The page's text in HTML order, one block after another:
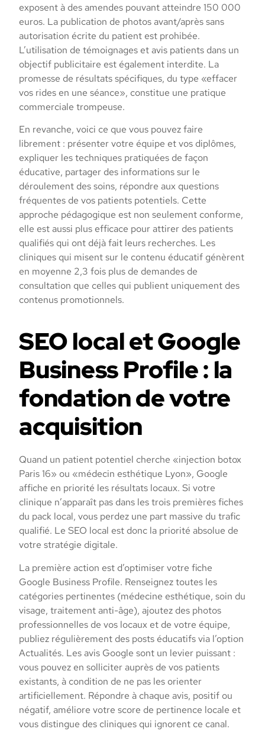
exposent à des amendes pouvant atteindre 150 000
euros. La publication de photos avant/après sans
autorisation écrite du patient est prohibée.
L’utilisation de témoignages et avis patients dans un
objectif publicitaire est également interdite. La
promesse de résultats spécifiques, du type «effacer
vos rides en une séance», constitue une pratique
commerciale trompeuse.
En revanche, voici ce que vous pouvez faire
librement : présenter votre équipe et vos diplômes,
expliquer les techniques pratiquées de façon
éducative, partager des informations sur le
déroulement des soins, répondre aux questions
fréquentes de vos patients potentiels. Cette
approche pédagogique est non seulement conforme,
elle est aussi plus efficace pour attirer des patients
qualifiés qui ont déjà fait leurs recherches. Les
cliniques qui misent sur le contenu éducatif génèrent
en moyenne 2,3 fois plus de demandes de
consultation que celles qui publient uniquement des
contenus promotionnels.
SEO local et Google
Business Profile : la
fondation de votre
acquisition
Quand un patient potentiel cherche «injection botox
Paris 16» ou «médecin esthétique Lyon», Google
affiche en priorité les résultats locaux. Si votre
clinique n’apparaît pas dans les trois premières fiches
du pack local, vous perdez une part massive du trafic
qualifié. Le SEO local est donc la priorité absolue de
votre stratégie digitale.
La première action est d’optimiser votre fiche
Google Business Profile. Renseignez toutes les
catégories pertinentes (médecine esthétique, soin du
visage, traitement anti-âge), ajoutez des photos
professionnelles de vos locaux et de votre équipe,
publiez régulièrement des posts éducatifs via l’option
Actualités. Les avis Google sont un levier puissant :
vous pouvez en solliciter auprès de vos patients
existants, à condition de ne pas les orienter
artificiellement. Répondre à chaque avis, positif ou
négatif, améliore votre score de pertinence locale et
vous distingue des cliniques qui ignorent ce canal.